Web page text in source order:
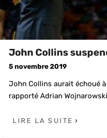
John Collins
5 novembre 2019
John Collins aurait échoué
rapporté Adrian
LIRE LA SUITE